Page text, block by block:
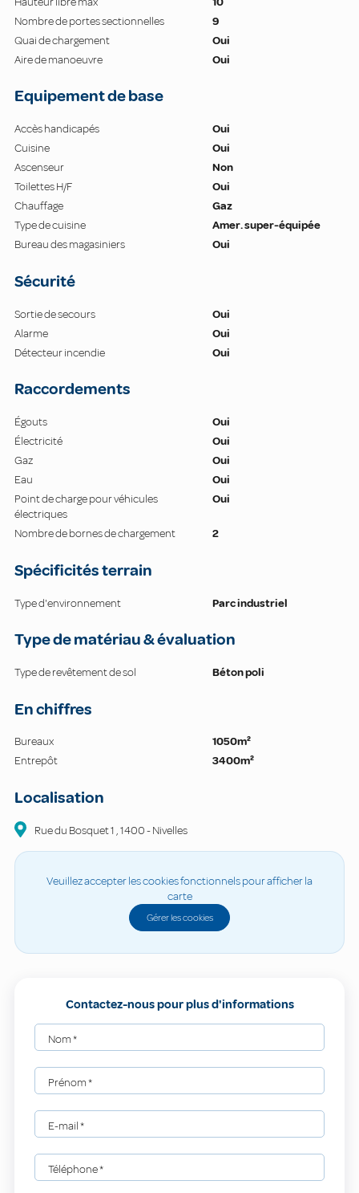
Nombre de portes sectionnelles
9
Quai de chargement
Oui
Aire de manoeuvre
Oui
Equipement de base
Accès handicapés
Oui
Cuisine
Oui
Ascenseur
Non
Toilettes H/F
Oui
Chauffage
Gaz
Type de cuisine
Amer. super-équipée
Bureau des magasiniers
Oui
Sécurité
Sortie de secours
Oui
Alarme
Oui
Détecteur incendie
Oui
Raccordements
Égouts
Oui
Électricité
Oui
Gaz
Oui
Eau
Oui
Point de charge pour véhicules
électriques
Oui
Nombre de bornes de chargement 2
Spécificités terrain
Type d'environnement Parc industriel
Type de matériau & évaluation
Type de revêtement de sol Béton poli
En chiffres
Bureaux
1050m²
Entrepôt
3400m²
Localisation
Rue du Bosquet1 ,1400-Nivelles
Veuillez accepter les cookies fonctionnels pour afficher la
carte
Gérer les cookies
Contactez-nous pour plus d'informations
Nom*
Prénom*
E-mail*
Téléphone*